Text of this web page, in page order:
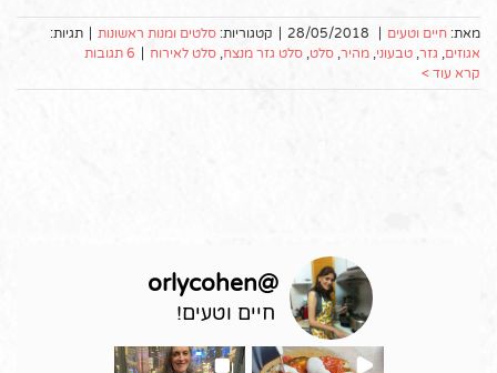
מאת: חיים וטעים |
28/05/2018
| קטגוריות: סלטים ומנות ראשונות | תגיות:
אגוזים גזר טבעוני מהיר סלט סלט גזר מנצח סלט לאירוח | 6 תגובות
קרא עוד >
@
orlycohen
חיים וטעים!